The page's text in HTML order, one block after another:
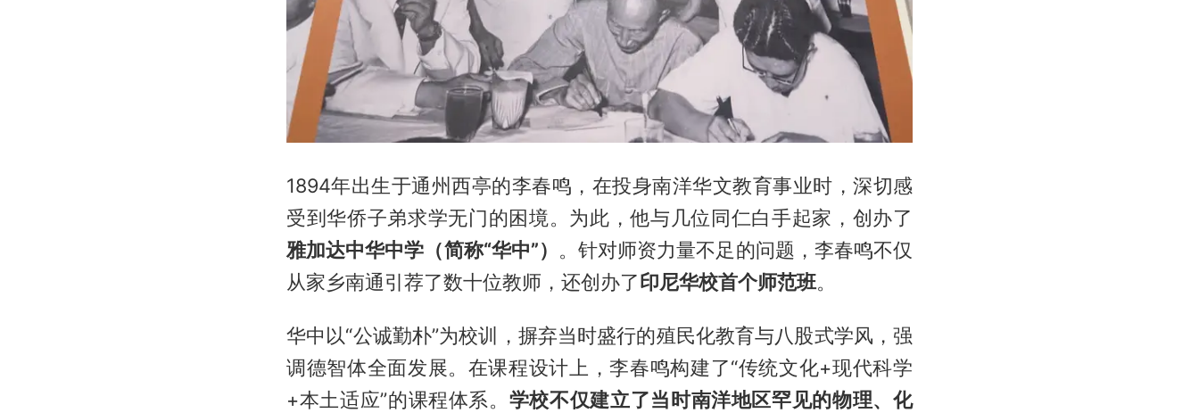
1894年出生于通州西亭的李春鸣，在投身南洋华文教育事业时，深切感
受到华侨子弟求学无门的困境。为此，他与几位同仁白手起家，创办了
雅加达中华中学（简称“华中”） 。针对师资力量不足的问题，李春鸣不仅
从家乡南通引荐了数十位教师，还创办了印尼华校首个师范班。
华中以“公诚勤朴”为校训，摒弃当时盛行的殖民化教育与八股式学风，强
调德智体全面发展。在课程设计上，李春鸣构建了“传统文化+现代科学
+本土适应”的课程体系。 学校不仅建立了当时南洋地区罕见的物理、化